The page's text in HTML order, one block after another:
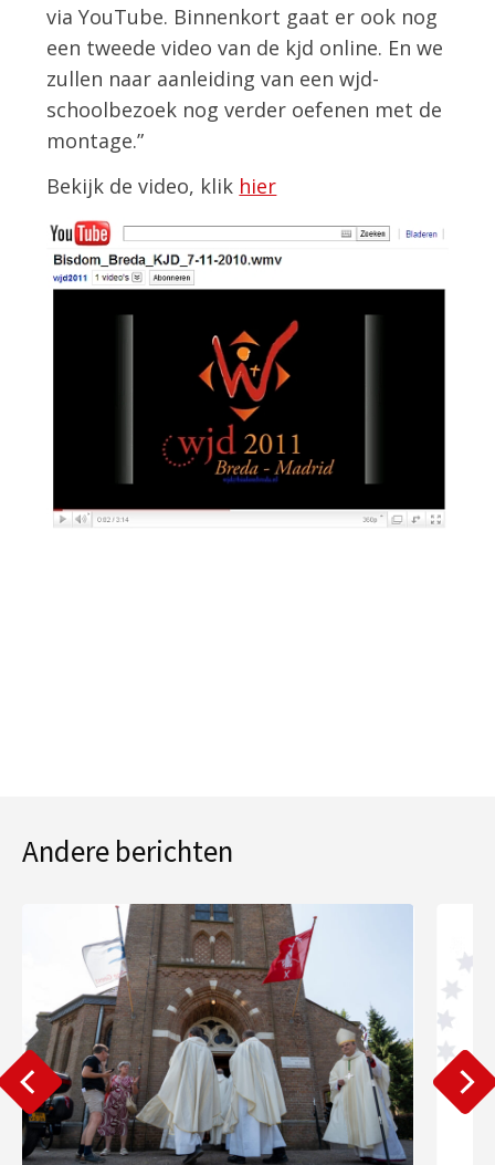
via YouTube. Binnenkort gaat er ook nog
een tweede video van de kjd online. En we
zullen naar aanleiding van een wjd-
schoolbezoek nog verder oefenen met de
montage.”
Bekijk de video, klik hier
Andere berichten